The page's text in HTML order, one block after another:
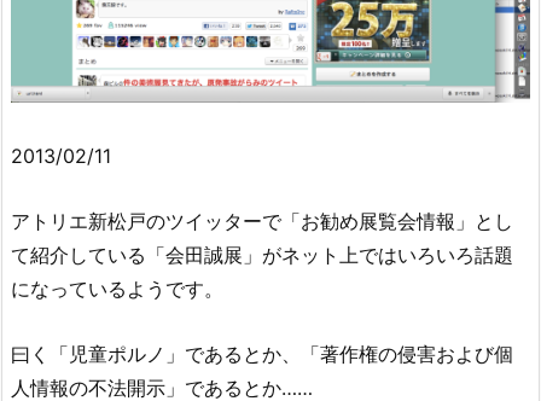
2013/02/11
アトリエ新松戸のツイッターで「お勧め展覧会情報」とし
て紹介している「会田誠展」がネット上ではいろいろ話題
になっているようです。
曰く「児童ポルノ」であるとか、「著作権の侵害および個
人情報の不法開示」であるとか……